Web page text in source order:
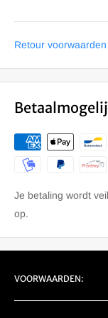
R 1200 GS
R 1200 GS
R 1200 GS
R 1200 GS
R 1250 GS
Retour voorwaarden
Je betaling wordt
op.
VOORWAARDEN:
EU Retour/ Garantie